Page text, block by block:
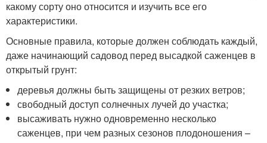
какому сорту оно относится и изучить все его
характеристики.
Основные правила, которые должен соблюдать каждый,
даже начинающий садовод перед высадкой саженцев в
открытый грунт:
деревья должны быть защищены от резких ветров;
свободный доступ солнечных лучей до участка;
высаживать нужно одновременно несколько
саженцев, при чем разных сезонов плодоношения –